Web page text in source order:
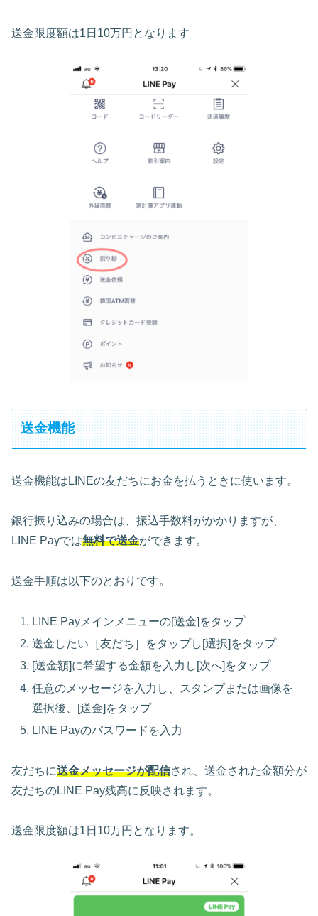
送金限度額は1日10万円となります
送金機能
送金機能はLINEの友だちにお金を払うときに使います。
銀行振り込みの場合は、振込手数料がかかりますが、
LINE Payでは無料で送金ができます。
送金手順は以下のとおりです。
LINE Payメインメニューの[送金]をタップ
送金したい［友だち］をタップし[選択]をタップ
[送金額]に希望する金額を入力し[次へ]をタップ
任意のメッセージを入力し、スタンプまたは画像を
選択後、[送金]をタップ
LINE Payのパスワードを入力
友だちに送金メッセージが配信され、送金された金額分が
友だちのLINE Pay残高に反映されます。
送金限度額は1日10万円となります。